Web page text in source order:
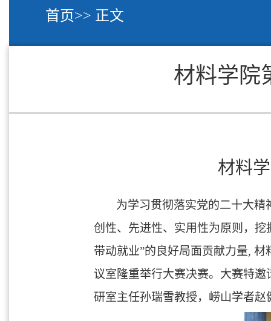
首页>> 正文
材料学院
材料
为学习贯彻落实党的二十大精
创性、先进性、实用性为原则，
带动就业”的良好局面贡献力量, 材
议室隆重举行大赛决赛。大赛特
研室主任孙瑞雪教授，崂山学者赵